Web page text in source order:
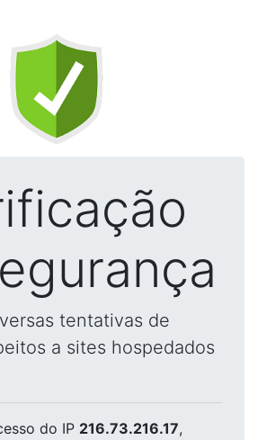
tentativas de
a sites hospedados
do IP 216.73.216.17,